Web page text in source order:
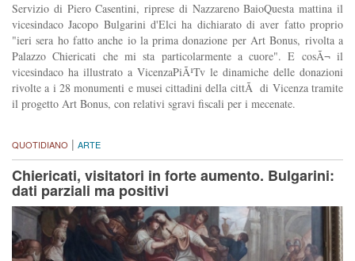
Servizio di Piero Casentini, riprese di Nazzareno BaioQuesta mattina il
vicesindaco Jacopo Bulgarini d'Elci ha dichiarato di aver fatto proprio
"ieri sera ho fatto anche io la prima donazione per Art Bonus, rivolta a
Palazzo Chiericati che mi sta particolarmente a cuore". E cosÃ¬ il
vicesindaco ha illustrato a VicenzaPiÃ¹Tv le dinamiche delle donazioni
rivolte a i 28 monumenti e musei cittadini della cittÃ di Vicenza tramite
il progetto Art Bonus, con relativi sgravi fiscali per i mecenate.
QUOTIDIANO | ARTE
Chiericati, visitatori in forte aumento. Bulgarini:
dati parziali ma positivi